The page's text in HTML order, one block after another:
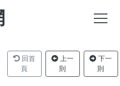
回首
頁
上一
則
下一
則